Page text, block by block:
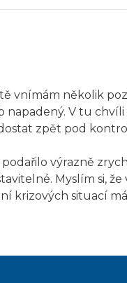
vnímám několik
napadený. V tu
zpět pod
výrazně
Myslím si,
krizových situací